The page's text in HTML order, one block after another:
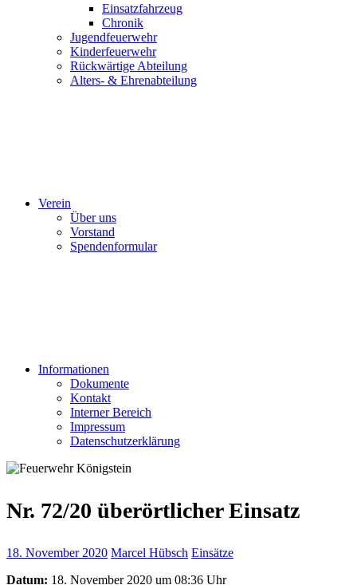
Einsatzfahrzeug
Chronik
Jugendfeuerwehr
Kinderfeuerwehr
Rückwärtige Abteilung
Alters- & Ehrenabteilung
Verein
Über uns
Vorstand
Spendenformular
Informationen
Dokumente
Kontakt
Interner Bereich
Impressum
Datenschutzerklärung
Nr. 72/20 überörtlicher Einsatz
18. November 2020 Marcel Hübsch Einsätze
Datum: 18. November 2020 um 08:36 Uhr